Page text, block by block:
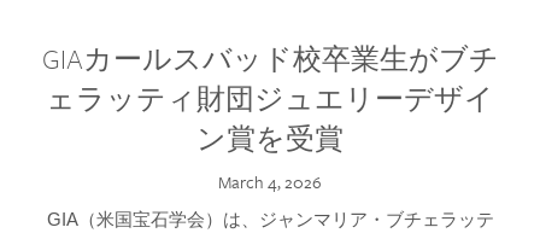
GIAカールスバッド校卒業生がブチ
ェラッティ財団ジュエリーデザイ
ン賞を受賞
March 4, 2026
GIA（米国宝石学会）は、ジャンマリア・ブチェラッテ